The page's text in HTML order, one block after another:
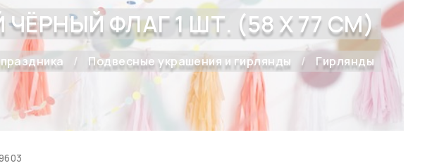
ФЛАГ 1 ШТ. (58 Х 77 СМ)
Подвесные украшения и гирлянды Гирлянды